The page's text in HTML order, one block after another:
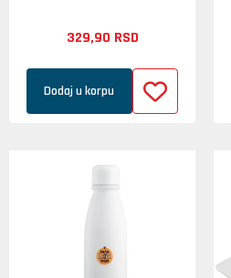
329,90 RSD
Dodaj u korpu